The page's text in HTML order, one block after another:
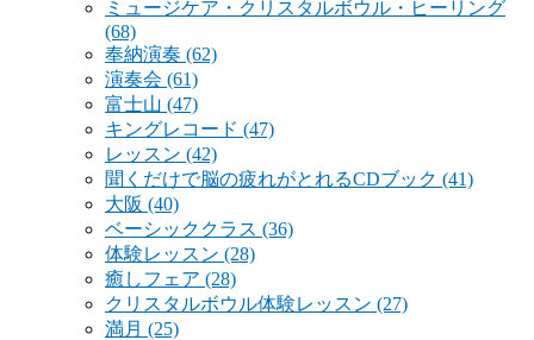
ミュージケア・クリスタルボウル・ヒーリング
(68)
奉納演奏 (62)
演奏会 (61)
富士山 (47)
キングレコード (47)
レッスン (42)
聞くだけで脳の疲れがとれるCDブック (41)
大阪 (40)
ベーシッククラス (36)
体験レッスン (28)
癒しフェア (28)
クリスタルボウル体験レッスン (27)
満月 (25)